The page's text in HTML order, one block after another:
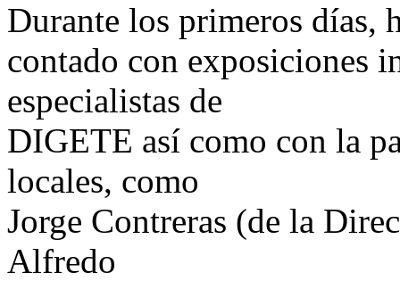
Durante los primeros días,
contado con exposiciones
especialistas de
DIGETE así como con la
locales, como
Jorge Contreras (de la
Alfredo